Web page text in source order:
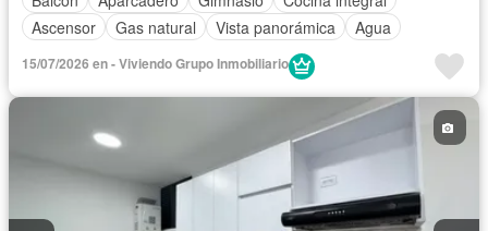
Ascensor
Gas natural Vista panorámica Agua
15/07/2026 en - Viviendo Grupo Inmobiliario